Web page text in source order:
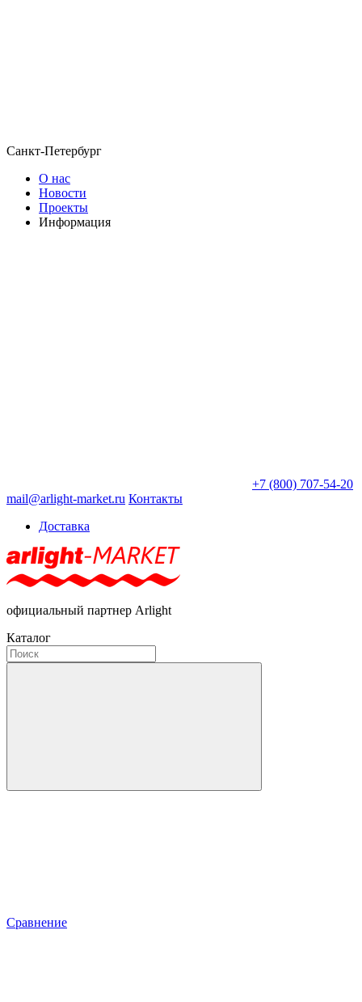
Санкт-Петербург
О нас
Новости
Проекты
Информация
+7 (800) 707-54-20
mail@arlight-market.ru Контакты
Доставка
официальный партнер Arlight
Каталог
Сравнение